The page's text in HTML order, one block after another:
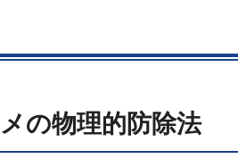
の物理的防除法